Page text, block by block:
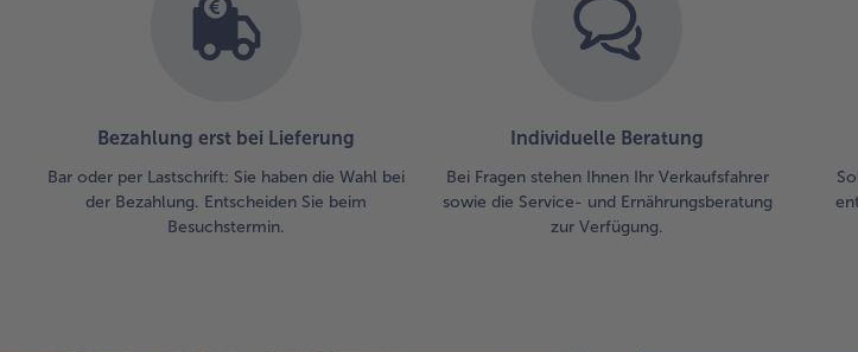
Bezahlung erst bei Lieferung
Bar oder per Lastschrift: Sie haben die Wahl bei
der Bezahlung. Entscheiden Sie beim
Besuchstermin.
Individuelle Beratung
Bei Fragen stehen Ihnen Ihr Verkaufsfahrer
sowie die Service- und Ernährungsberatung
zur Verfügung.